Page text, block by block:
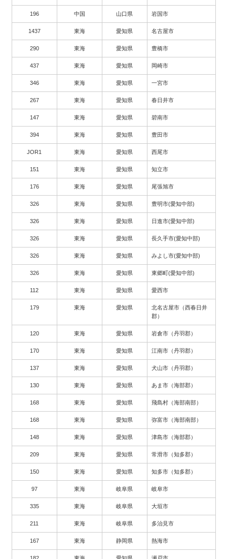
196 中国 山口県 岩国市
1437 東海 愛知県 名古屋市
290 東海 愛知県 豊橋市
437 東海 愛知県 岡崎市
346 東海 愛知県 一宮市
267 東海 愛知県 春日井市
147 東海 愛知県 碧南市
394 東海 愛知県 豊田市
JOR1 東海 愛知県 西尾市
151 東海 愛知県 知立市
176 東海 愛知県 尾張旭市
326 東海 愛知県 豊明市(愛知中部)
326 東海 愛知県 日進市(愛知中部)
326 東海 愛知県 長久手市(愛知中部)
326 東海 愛知県 みよし市(愛知中部)
326 東海 愛知県 東郷町(愛知中部)
112 東海 愛知県 愛西市
179 東海 愛知県
北名古屋市（西春日井
郡）
120 東海 愛知県 岩倉市（丹羽郡）
170 東海 愛知県 江南市（丹羽郡）
137 東海 愛知県 犬山市（丹羽郡）
130 東海 愛知県 あま市（海部郡）
168 東海 愛知県 飛島村（海部南部）
168 東海 愛知県 弥富市（海部南部）
148 東海 愛知県 津島市（海部郡）
209 東海 愛知県 常滑市（知多郡）
150 東海 愛知県 知多市（知多郡）
97 東海 岐阜県 岐阜市
335 東海 岐阜県 大垣市
211 東海 岐阜県 多治見市
167 東海 静岡県 熱海市